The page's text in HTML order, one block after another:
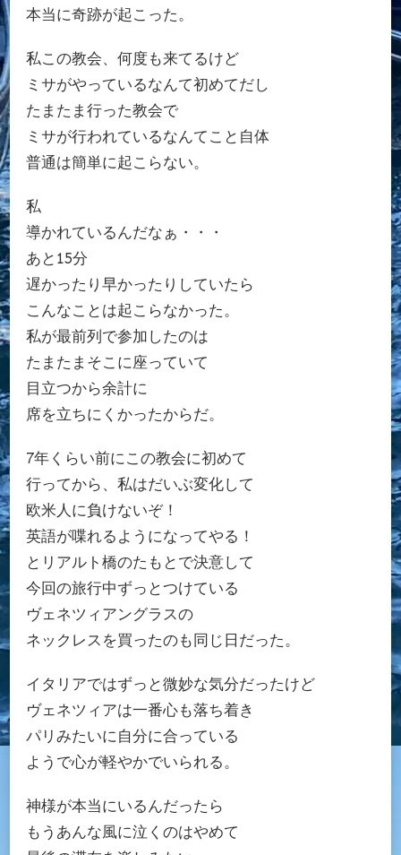
本当に奇跡が起こった。
私この教会、何度も来てるけど
ミサがやっているなんて初めてだし
たまたま行った教会で
ミサが行われているなんてこと自体
普通は簡単に起こらない。
私
導かれているんだなぁ・・・
あと15分
遅かったり早かったりしていたら
こんなことは起こらなかった。
私が最前列で参加したのは
たまたまそこに座っていて
目立つから余計に
席を立ちにくかったからだ。
7年くらい前にこの教会に初めて
行ってから、私はだいぶ変化して
欧米人に負けないぞ！
英語が喋れるようになってやる！
とリアルト橋のたもとで決意して
今回の旅行中ずっとつけている
ヴェネツィアングラスの
ネックレスを買ったのも同じ日だった。
イタリアではずっと微妙な気分だったけど
ヴェネツィアは一番心も落ち着き
パリみたいに自分に合っている
ようで心が軽やかでいられる。
神様が本当にいるんだったら
もうあんな風に泣くのはやめて